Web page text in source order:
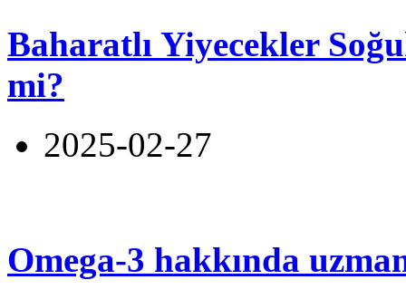
Baharatlı Yiyecekler
mi?
2025-02-27
Omega-3 hakkında